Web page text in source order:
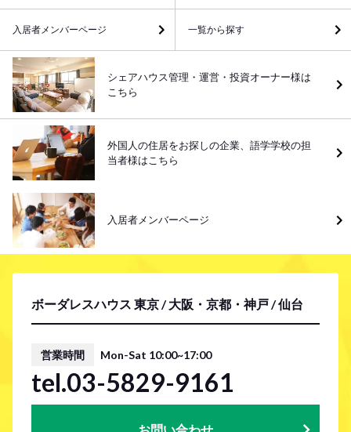
ボーダレスハウス 東京 / 大阪・京都・神戸 / 仙台
営業時間 Mon-Sat 10:00~17:00
tel.03-5829-9161
お問い合わせ
入居者メンバーページ 一覧から探す
シェアハウス管理・運営・投資オーナー様は
こちら
外国人の住居をお探しの企業、語学学校の担
当者様はこちら
入居者メンバーページ